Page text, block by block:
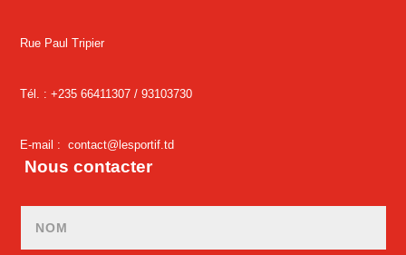
Rue Paul Tripier
Tél. : +235 66411307 /93103730
E-mail :contact@lesportif.td
Nous contacter